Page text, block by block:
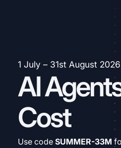
1 July – 31st August 2026
AI
Cost
Use code SUMMER-33M